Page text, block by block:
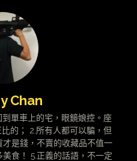
Chan
單車上的宅，眼鏡娘控。座
的； 2.所有人都可以騙，但
是錢，不賣的收藏品不值一
食！ 5.正義的話語，不一定